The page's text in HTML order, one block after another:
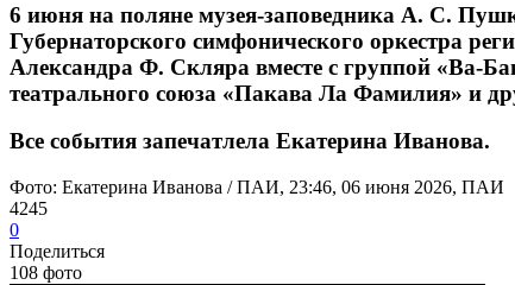
6 июня на поляне музея-заповедника А. С.
Губернаторского симфонического оркестра
Александра Ф. Скляра вместе с группой «Ва-
театрального союза «Пакава Ла Фамилия» и
Все события запечатлела Екатерина Иванова.
Фото: Екатерина Иванова / ПАИ, 23:46, 06 июня 2026, ПАИ
4245
0
Поделиться
108 фото